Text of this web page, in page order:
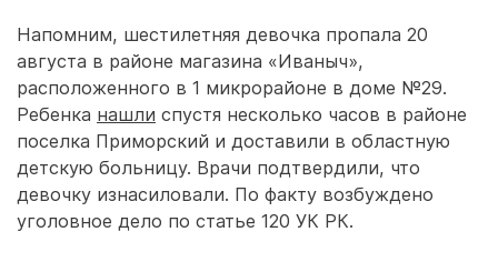
Напомним, шестилетняя девочка пропала 20
августа в районе магазина «Иваныч»,
расположенного в 1 микрорайоне в доме №29.
Ребенка нашли спустя несколько часов в районе
поселка Приморский и доставили в областную
детскую больницу. Врачи подтвердили, что
девочку изнасиловали. По факту возбуждено
уголовное дело по статье 120 УК РК.